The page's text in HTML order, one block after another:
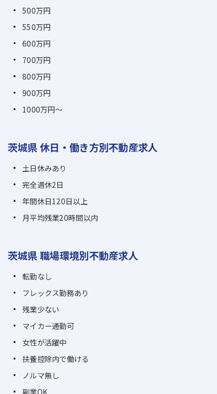
500万円
550万円
600万円
700万円
800万円
900万円
1000万円～
茨城県 休日・働き方別不動産求人
土日休みあり
完全週休2日
年間休日120日以上
月平均残業20時間以内
茨城県 職場環境別不動産求人
転勤なし
フレックス勤務あり
残業少ない
マイカー通勤可
女性が活躍中
扶養控除内で働ける
ノルマ無し
副業OK